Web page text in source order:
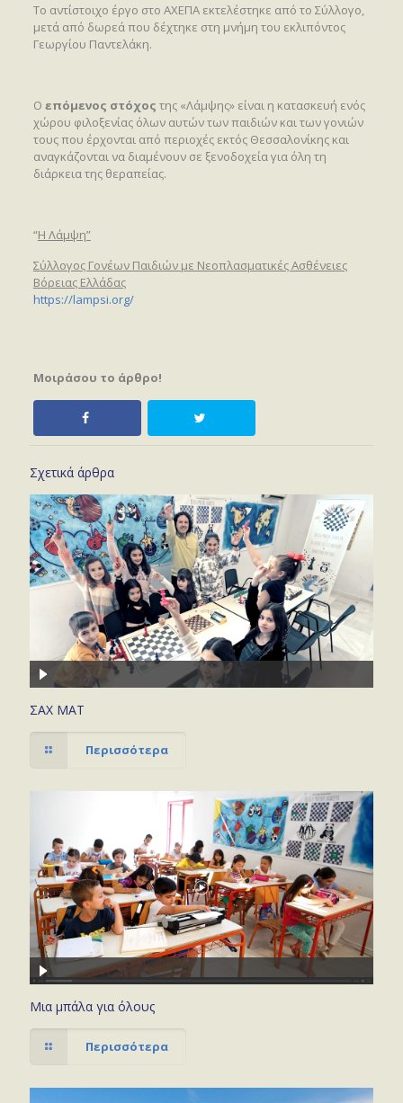
Το αντίστοιχο έργο στο ΑΧΕΠΑ εκτελέστηκε από το Σύλλογο,
μετά από δωρεά που δέχτηκε στη μνήμη του εκλιπόντος
Γεωργίου Παντελάκη.
Ο επόμενος στόχος της «Λάμψης» είναι η κατασκευή ενός
χώρου φιλοξενίας όλων αυτών των παιδιών και των γονιών
τους που έρχονται από περιοχές εκτός Θεσσαλονίκης και
αναγκάζονται να διαμένουν σε ξενοδοχεία για όλη τη
διάρκεια της θεραπείας.
“Η Λάμψη”
Σύλλογος Γονέων Παιδιών με Νεοπλασματικές Ασθένειες
Βόρειας Ελλάδας
https://lampsi.org/
Μοιράσου το άρθρο!
Σχετικά άρθρα
ΣΑΧ ΜΑΤ
Περισσότερα
Μια μπάλα για όλους
Περισσότερα